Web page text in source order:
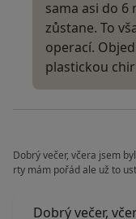
sama asi do 6
zůstane. To
operací.
plastickou
Dobrý večer, včera jsem
rty mám pořád ale už to ust
Dobrý večer,